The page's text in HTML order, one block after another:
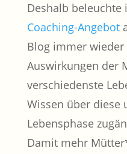
Deshalb
Coaching-Angebot
Blog immer wieder
Auswirkungen der
verschiedenste
Wissen über diese
Lebensphase
Damit mehr